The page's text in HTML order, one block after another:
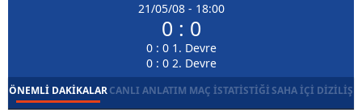
21/05/08 - 18:00
0 : 0
0 : 0 1. Devre
0 : 0 2. Devre
ÖNEMLI DAKIKALARCANLI ANLATIM MAÇ İSTATISTIĞISAHA İÇI DIZILIŞ